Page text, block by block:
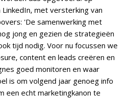
met versterking van
'De samenwerking met
jong en gezien de strategieën
tijd nodig. Voor nu focussen we
content en leads creëren en
goed monitoren en waar
is om volgend jaar genoeg info
een echt marketingkanon te